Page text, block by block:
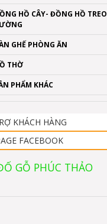
HỒ CÂY- ĐỒNG HỒ TREO
GHẾ PHÒNG ĂN
THỜ
PHẨM KHÁC
KHÁCH HÀNG
FACEBOOK
GỖ PHÚC THẢO